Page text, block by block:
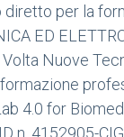
per la
ED
Nuove
4.0 for
n. 4152905-